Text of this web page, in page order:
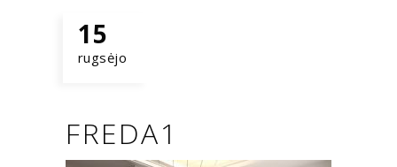
15
rugsėjo
FREDA1